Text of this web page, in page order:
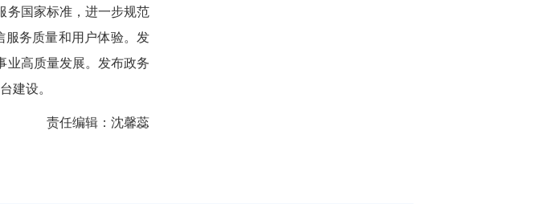
务国家标准，进一步规范
服务质量和用户体验。发
业高质量发展。发布政务
建设。
责任编辑：沈馨蕊